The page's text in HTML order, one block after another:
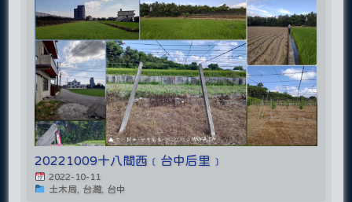
20221009十八間西﹝台中后里﹞
2022-10-11
土木局, 台灣, 台中